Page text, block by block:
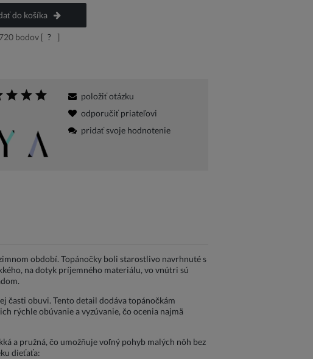
do košíka
720bodov [ ?
]
položiť otázku
odporučiť priateľovi
pridať svoje hodnotenie
období. Topánočky boli starostlivo navrhnuté s
na dotyk príjemného materiálu, vo vnútri sú
časti obuvi. Tento detail dodáva topánočkám
rýchle obúvanie a vyzúvanie, čo ocenia najmä
a pružná, čo umožňuje voľný pohyb malých nôh bez
dieťaťa: